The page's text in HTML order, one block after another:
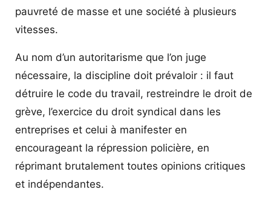
pauvreté de masse et une société à plusieurs
vitesses.
Au nom d’un autoritarisme que l’on juge
nécessaire, la discipline doit prévaloir : il faut
détruire le code du travail, restreindre le droit de
grève, l’exercice du droit syndical dans les
entreprises et celui à manifester en
encourageant la répression policière, en
réprimant brutalement toutes opinions critiques
et indépendantes.